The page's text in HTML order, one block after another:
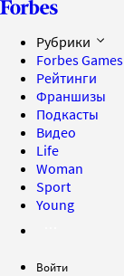
Рубрики
Forbes Games
Рейтинги
Франшизы
Подкасты
Видео
Life
Woman
Sport
Young
Войти